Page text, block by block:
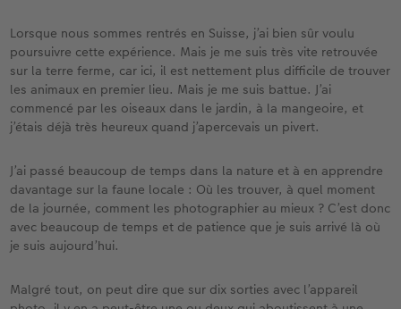
Lorsque nous sommes rentrés en Suisse, j’ai bien sûr voulu
poursuivre cette expérience. Mais je me suis très vite retrouvée
sur la terre ferme, car ici, il est nettement plus difficile de trouver
les animaux en premier lieu. Mais je me suis battue. J’ai
commencé par les oiseaux dans le jardin, à la mangeoire, et
j’étais déjà très heureux quand j’apercevais un pivert.
J’ai passé beaucoup de temps dans la nature et à en apprendre
davantage sur la faune locale : Où les trouver, à quel moment
de la journée, comment les photographier au mieux ? C’est donc
avec beaucoup de temps et de patience que je suis arrivé là où
je suis aujourd’hui.
Malgré tout, on peut dire que sur dix sorties avec l’appareil